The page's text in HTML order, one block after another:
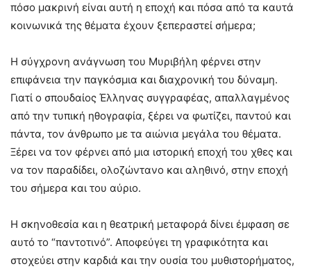
πόσο μακρινή είναι αυτή η εποχή και πόσα από τα καυτά
κοινωνικά της θέματα έχουν ξεπεραστεί σήμερα;
Η σύγχρονη ανάγνωση του Μυριβήλη φέρνει στην
επιφάνεια την παγκόσμια και διαχρονική του δύναμη.
Γιατί ο σπουδαίος Έλληνας συγγραφέας, απαλλαγμένος
από την τυπική ηθογραφία, ξέρει να φωτίζει, παντού και
πάντα, τον άνθρωπο με τα αιώνια μεγάλα του θέματα.
Ξέρει να τον φέρνει από μια ιστορική εποχή του χθες και
να τον παραδίδει, ολοζώντανο και αληθινό, στην εποχή
του σήμερα και του αύριο.
Η σκηνοθεσία και η θεατρική μεταφορά δίνει έμφαση σε
αυτό το “παντοτινό”. Αποφεύγει τη γραφικότητα και
στοχεύει στην καρδιά και την ουσία του μυθιστορήματος,